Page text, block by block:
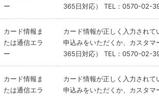
ー
365日対応） TEL：0570-02-
カード情報ま
たは通信エラ
ー
カード情報が正しく入力され
申込みをいただくか、カスタ
365日対応） TEL：0570-02-
カード情報ま
たは通信エラ
カード情報が正しく入力され
申込みをいただくか、カスタ